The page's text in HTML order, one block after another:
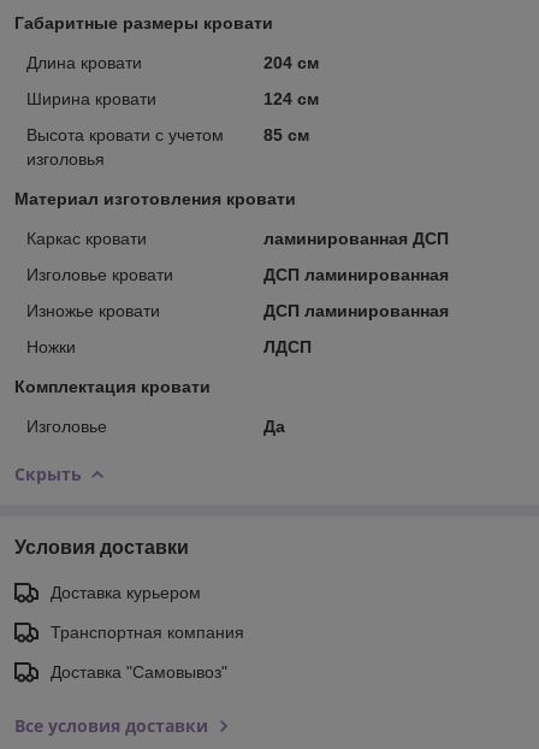
Габаритные размеры кровати
Длина кровати
204 см
Ширина кровати
124 см
Высота кровати с учетом
изголовья
85 см
Материал изготовления кровати
Каркас кровати
ламинированная ДСП
Изголовье кровати
ДСП ламинированная
Изножье кровати
ДСП ламинированная
Ножки
ЛДСП
Комплектация кровати
Изголовье Да
Скрыть
Условия доставки
Доставка курьером
Транспортная компания
Доставка "Самовывоз"
Все условия доставки